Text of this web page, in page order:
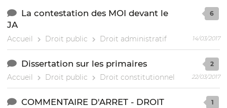
La contestation des MOI devant le
JA
Accueil Droit public Droit administratif
6
14/03/2017
Dissertation sur les primaires
Accueil Droit public Droit constitutionnel
2
22/03/2017
COMMENTAIRE D'ARRET - DROIT
1